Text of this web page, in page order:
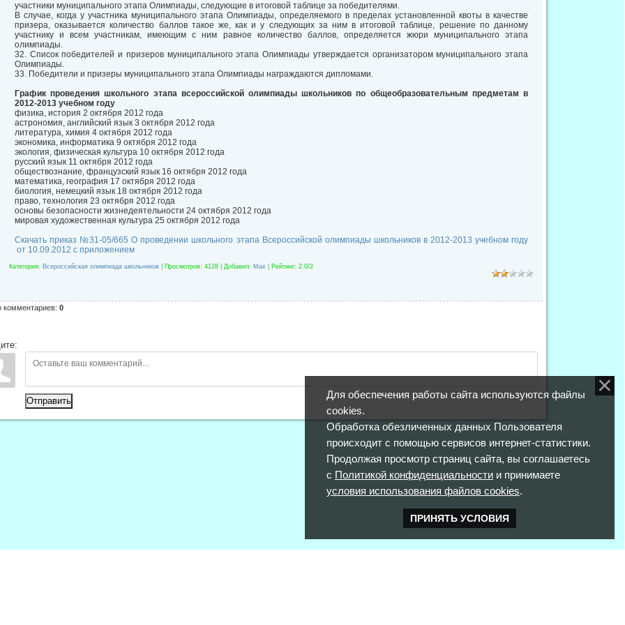
участники муниципального этапа Олимпиады, следующие в итоговой таблице за победителями.
В случае, когда у участника муниципального этапа Олимпиады, определяемого в пределах установленной квоты в качестве
призера, оказывается количество баллов такое же, как и у следующих за ним в итоговой таблице, решение по данному
участнику и всем участникам, имеющим с ним равное количество баллов, определяется жюри муниципального этапа
олимпиады.
32. Список победителей и призеров муниципального этапа Олимпиады утверждается организатором муниципального этапа
Олимпиады.
33. Победители и призеры муниципального этапа Олимпиады награждаются дипломами.
График проведения школьного этапа всероссийской олимпиады школьников по общеобразовательным предметам в
2012-2013 учебном году
физика, история 2 октября 2012 года
астрономия, английский язык 3 октября 2012 года
литература, химия 4 октября 2012 года
экономика, информатика 9 октября 2012 года
экология, физическая культура 10 октября 2012 года
русский язык 11 октября 2012 года
обществознание, французский язык 16 октября 2012 года
математика, география 17 октября 2012 года
биология, немецкий язык 18 октября 2012 года
право, технология 23 октября 2012 года
основы безопасности жизнедеятельности 24 октября 2012 года
мировая художественная культура 25 октября 2012 года
Скачать приказ №31-05/665 О проведении школьного этапа Всероссийской олимпиады школьников в 2012-2013 учебном году
от 10.09.2012 с приложением
Категория: Всероссийская олимпиада школьников Просмотров: 4128 | Добавил: Max Рейтинг: 2.0/2
комментариев: 0
Отправить
Для обеспечения работы сайта используются файлы
cookies.
Обработка обезличенных данных Пользователя
происходит с помощью сервисов интернет-статистики.
Продолжая просмотр страниц сайта, вы соглашаетесь
с Политикой конфиденциальностии принимаете
условия использования файлов cookies.
ПРИНЯТЬ УСЛОВИЯ